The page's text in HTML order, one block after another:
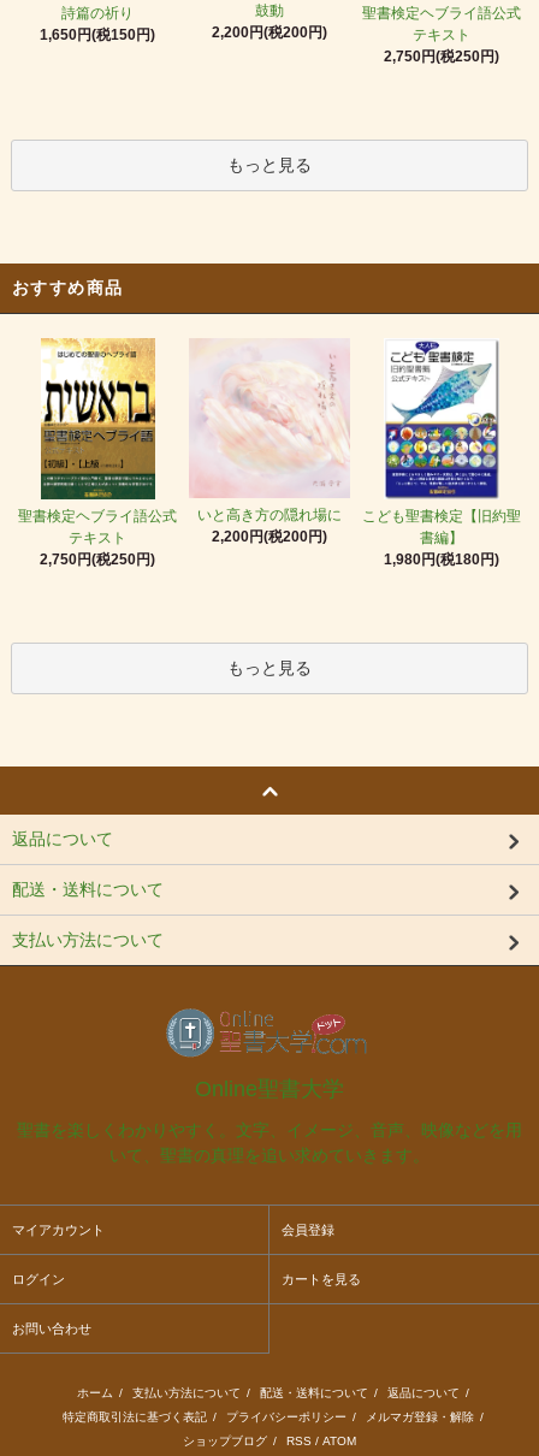
詩篇の祈り
1,650円(税150円)
鼓動
2,200円(税200円)
聖書検定ヘブライ語公式
テキスト
2,750円(税250円)
もっと見る
おすすめ商品
聖書検定ヘブライ語公式
テキスト
2,750円(税250円)
いと高き方の隠れ場に
2,200円(税200円)
こども聖書検定【旧約聖
書編】
1,980円(税180円)
もっと見る
返品について
配送・送料について
支払い方法について
Online聖書大学
聖書を楽しくわかりやすく。文字、イメージ、音声、映像などを用
いて、聖書の真理を追い求めていきます。
マイアカウント 会員登録
ログイン カートを見る
お問い合わせ
ホーム / 支払い方法について / 配送・送料について / 返品について /
特定商取引法に基づく表記 / プライバシーポリシー / メルマガ登録・解除 /
ショップブログ / RSS / ATOM